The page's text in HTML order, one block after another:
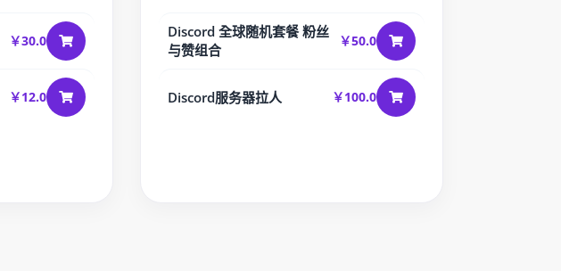
￥30.0
￥12.0
Discord 全球随机套餐 粉丝
与赞组合
￥50.0
Discord服务器拉人 ￥100.0